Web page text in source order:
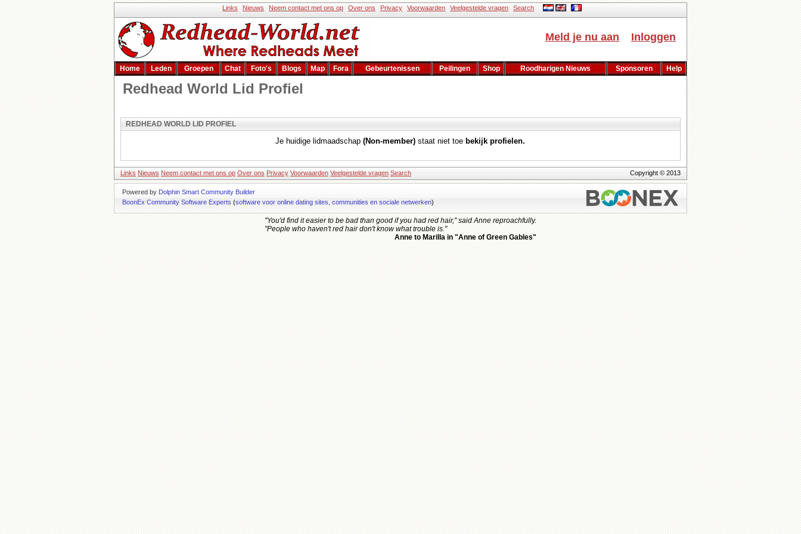
Links Nieuws Neem contact met ons op Over ons Privacy Voorwaarden Veelgestelde vragen Search
Meld je nu aan Inloggen
Home Leden Groepen Chat Foto's Blogs Map Fora Gebeurtenissen Peilingen Shop Roodharigen Nieuws Sponsoren Help
Redhead World Lid Profiel
REDHEAD WORLD LID PROFIEL
Je huidige lidmaadschap(Non-member) staat niet toe bekijk profielen.
Links Nieuws Neem contact met ons op Over ons Privacy Voorwaarden Veelgestelde vragen Search Copyright © 2013
Powered by Dolphin Smart Community Builder
BoonEx Community Software Experts (software voor online dating sites, communities en sociale netwerken)
"You'd find it easier to be bad than good if you had red hair," said Anne reproachfully.
"People who haven't red hair don't know what trouble is."
Anne to Marilla in "Anne of Green Gables"